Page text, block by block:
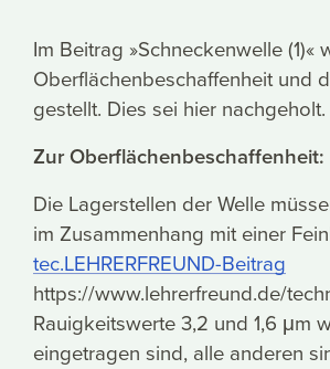
Im Beitrag »Schneckenwelle
Oberflächenbeschaffenheit und
gestellt. Dies sei hier nachgeholt.
Zur Oberflächenbeschaffenheit:
Die Lagerstellen der Welle
im Zusammenhang mit einer
tec.LEHRERFREUND-Beitrag
https://www.lehrerfreund.de/
Rauigkeitswerte 3,2 und 1,6 μm
eingetragen sind, alle anderen